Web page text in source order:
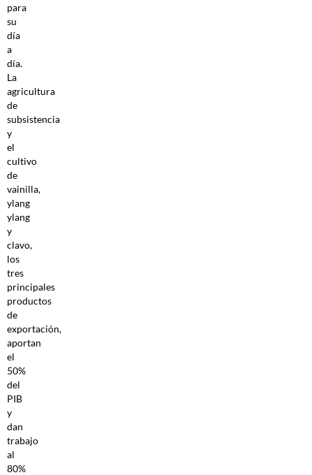
para
su
día
a
día.
La
agricultura
de
subsistencia
y
el
cultivo
de
vainilla,
ylang
ylang
y
clavo,
los
tres
principales
productos
de
exportación,
aportan
el
50%
del
PIB
y
dan
trabajo
al
80%